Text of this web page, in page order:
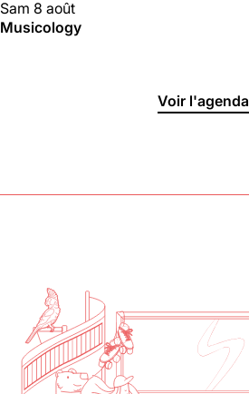
Lun, Mar, Mer : Fermé
Le Toit
Lun, Mar, Mer, Jeu, Ven : 17h -
CLUBBING
Sam 8 août
Musicology
Voir l'agenda